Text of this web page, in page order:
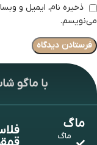
ذخیره نام، ایمیل و
می‌نویسم.
با ماگو
ماگ
ماگ